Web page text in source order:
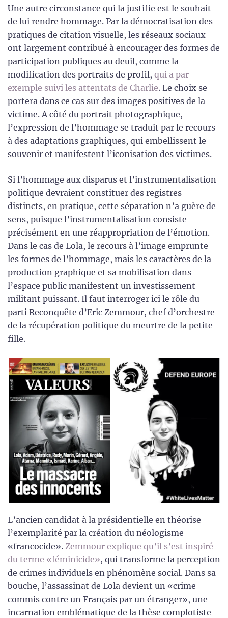
Une autre circonstance qui la justifie est le souhait
de lui rendre hommage. Par la démocratisation des
pratiques de citation visuelle, les réseaux sociaux
ont largement contribué à encourager des formes de
participation publiques au deuil, comme la
modification des portraits de profil, qui a par
exemple suivi les attentats de Charlie. Le choix se
portera dans ce cas sur des images positives de la
victime. A côté du portrait photographique,
l’expression de l’hommage se traduit par le recours
à des adaptations graphiques, qui embellissent le
souvenir et manifestent l’iconisation des victimes.
Si l’hommage aux disparus et l’instrumentalisation
politique devraient constituer des registres
distincts, en pratique, cette séparation n’a guère de
sens, puisque l’instrumentalisation consiste
précisément en une réappropriation de l’émotion.
Dans le cas de Lola, le recours à l’image emprunte
les formes de l’hommage, mais les caractères de la
production graphique et sa mobilisation dans
l’espace public manifestent un investissement
militant puissant. Il faut interroger ici le rôle du
parti Reconquête d’Eric Zemmour, chef d’orchestre
de la récupération politique du meurtre de la petite
fille.
L’ancien candidat à la présidentielle en théorise
l’exemplarité par la création du néologisme
«francocide». Zemmour explique qu’il s’est inspiré
du terme «féminicide», qui transforme la perception
de crimes individuels en phénomène social. Dans sa
bouche, l’assassinat de Lola devient un «crime
commis contre un Français par un étranger», une
incarnation emblématique de la thèse complotiste